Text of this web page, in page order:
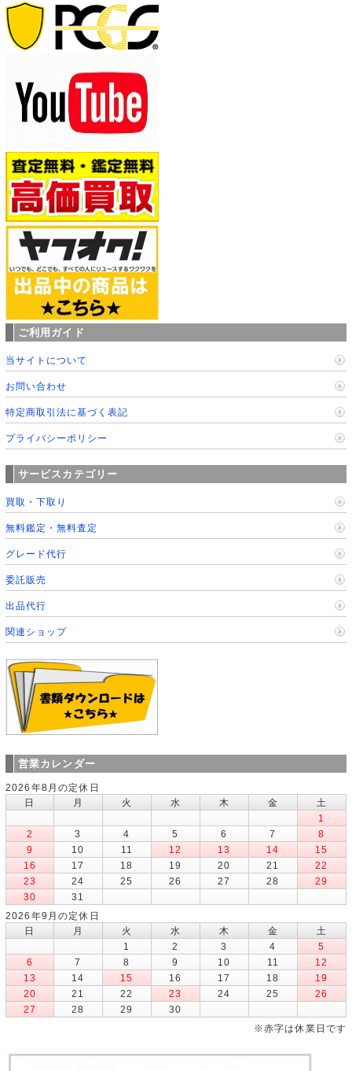
ご利用ガイド
当サイトについて
お問い合わせ
特定商取引法に基づく表記
プライバシーポリシー
サービスカテゴリー
買取・下取り
無料鑑定・無料査定
グレード代行
委託販売
出品代行
関連ショップ
営業カレンダー
2026年8月の定休日
日
月 火 水 木 金
土
1
2
3 4 5 6 7
8
9
10 11 12 13 14
15
16
17 18 19 20 21
22
23
24 25 26 27 28
29
30
31
2026年9月の定休日
日
月 火 水 木 金
土
1
2 3 4
5
6
7 8 9 10 11
12
13
14 15 16 17 18
19
20
21 22 23 24 25
26
27
28 29
30
※赤字は休業日です